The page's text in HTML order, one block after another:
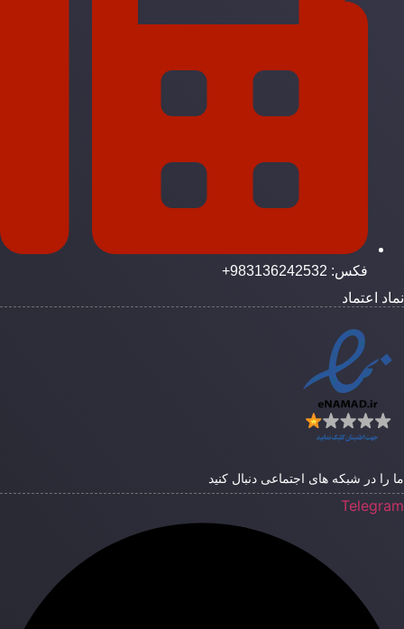
فکس: 983136242532+
اعتماد
را در شبکه های اجتماعی دنبال کنید